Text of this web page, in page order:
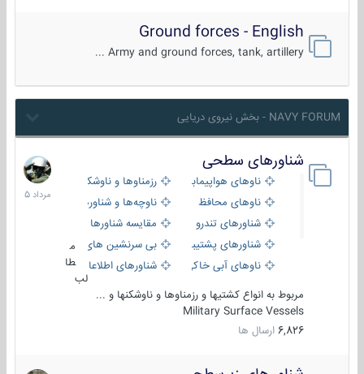
Ground forces - English
Army and ground forces, tank, artillery ...
NAVY FORUM - بخش نیروی دریایی
شناورهای سطحی
ناوهای هواپیمابر و بالگرد بررزمناوها و ناوشکن‌ها
ناوهای محافظ
ناوچه‌ها و شناورهای گشتی
شناورهای تندرو
مقایسه شناورها
شناورهای پشتیبانی
بی سرنشین های دریایی
ناوهای آبی خاکی و نیروبرشناورهای اطلاعاتی و جاسوسی
طا
لب
مربوط به انواع کشتیها و رزمناوها و ناوشکنها و ...
Military Surface Vessels
6,826 ارسال ها
2
مرداد
1405